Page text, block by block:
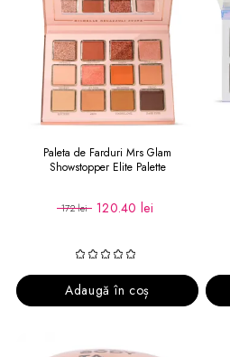
Paleta de Farduri Mrs Glam
Showstopper Elite Palette
172 lei 120.40 lei
Adaugă în coș